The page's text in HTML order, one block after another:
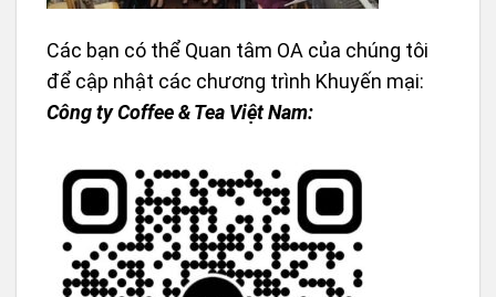
Các bạn có thể Quan tâm OA của chúng tôi
để cập nhật các chương trình Khuyến mại:
Công ty Coffee & Tea Việt Nam: